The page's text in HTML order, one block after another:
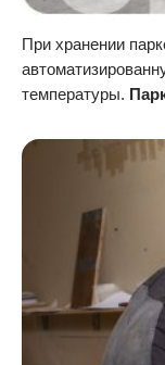
При хранении
температуры.